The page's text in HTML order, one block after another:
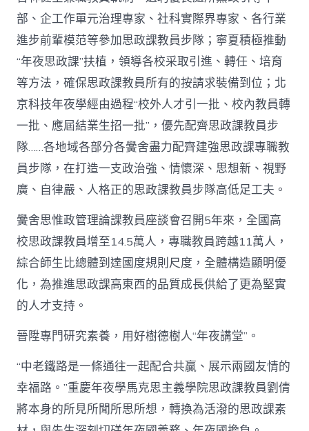
部、企工作單元治理專家、社科實際界專家、各行業
進步前輩模范等參加思政課教員步隊；寧夏積極推動
“年夜思政課”扶植，領導各校采取引進、轉任、培育
等方法，確保思政課教員所有的按請求裝備到位；北
京科技年夜學經由過程“校外人才引一批、校內教員轉
一批、應屆結業生招一批”，優先配齊思政課教員步
隊……各地域各部分各黌舍盡力配齊建強思政課專職教
員步隊，在打造一支政治強、情懷深、思想新、視野
廣、自律嚴、人格正的思政課教員步隊高低足工夫。
黌舍思惟政管理論課教員座談會召開5年來，全國高
校思政課教員增至14.5萬人，專職教員跨越11萬人，
綜合師生比總體到達國度規則尺度，全體構造顯明優
化，為推進思政課高東西的品質成長供給了更為堅實
的人才支持。
晉陞專門研究素養，用好樹德樹人“年夜講堂”。
“中老鐵路是一條通往一起配合共贏、展示兩國友情的
幸福路。”重慶年夜學馬克思主義學院思政課教員劉倩
將本身的所見所聞所思所想，轉換為活潑的思政課素